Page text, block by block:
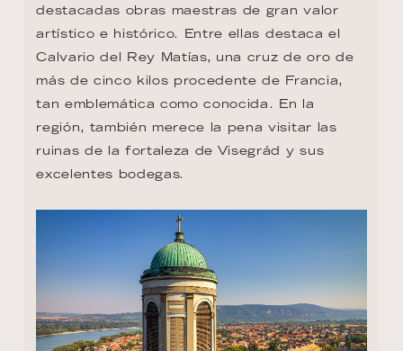
destacadas obras maestras de gran valor
artístico e histórico. Entre ellas destaca el
Calvario del Rey Matías, una cruz de oro de
más de cinco kilos procedente de Francia,
tan emblemática como conocida. En la
región, también merece la pena visitar las
ruinas de la fortaleza de Visegrád y sus
excelentes bodegas.